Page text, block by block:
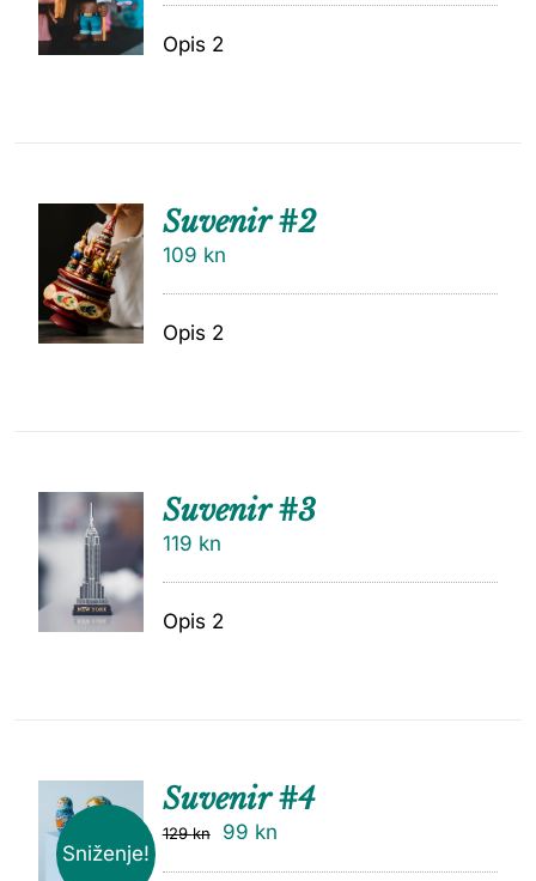
CU
Opis 2
DODAJ
U
KOŠARI
CU
Suvenir #2
109 kn
Opis 2
DODAJ
Suvenir #3
119 kn
Opis 2
Sniženje!
DODAJ
Suvenir #4
129kn 99 kn